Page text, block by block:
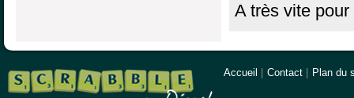
A très vite
Accueil Contact Plan du